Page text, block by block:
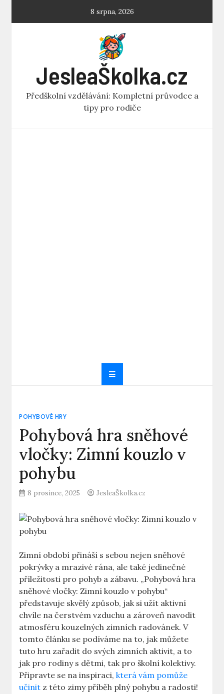
8 srpna, 2026
JesleaŠkolka.cz
Předškolní vzdělávání: Kompletní průvodce a
tipy pro rodiče
POHYBOVÉ HRY
Pohybová hra sněhové
vločky: Zimní kouzlo v
pohybu
8 prosince, 2025 JesleaŠkolka.cz
Zimní ⁣období přináší‌ s ⁣sebou⁢ nejen sněhové
pokrývky⁢ a ⁤mrazivé rána, ale také ‍jedinečné
příležitosti pro pohyb a zábavu.​ „Pohybová‍ hra
sněhové vločky: Zimní kouzlo v ⁣pohybu“
představuje skvělý ⁢způsob, jak si užít aktivní
chvíle na čerstvém vzduchu a⁢ zároveň navodit
atmosféru kouzelných zimních radovánek. V
tomto článku se​ podíváme na to, jak můžete
tuto hru zařadit ⁤do‌ svých zimních​ aktivit, a to
jak⁤ pro ‍rodiny s‌ dětmi, tak pro školní kolektivy.
Připravte se na inspiraci,která vám pomůže
učinit ⁣z této zimy příběh plný pohybu ⁢a radosti!